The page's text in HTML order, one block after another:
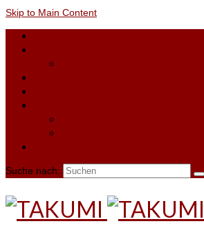
Skip to Main Content
Suche nach: